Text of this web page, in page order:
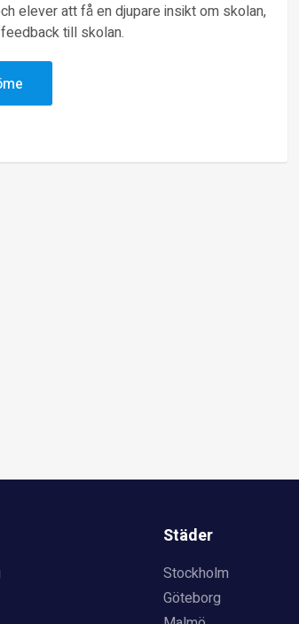
elever att få en djupare insikt om skolan,
till skolan.
Städer
Stockholm
Göteborg